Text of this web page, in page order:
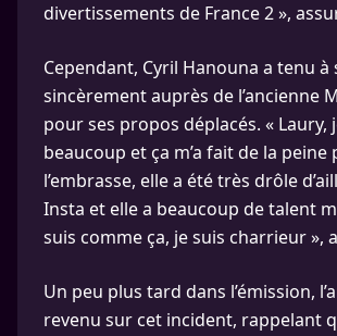
divertissements de France 2 »,
Cependant, Cyril Hanouna a tenu à
sincèrement auprès de l’ancienne
pour ses propos déplacés. « Laury,
beaucoup et ça m’a fait de la peine
l’embrasse, elle a été très drôle
Insta et elle a beaucoup de talent
suis comme ça, je suis charrieur »,
Un peu plus tard dans l’émission,
revenu sur cet incident, rappelant